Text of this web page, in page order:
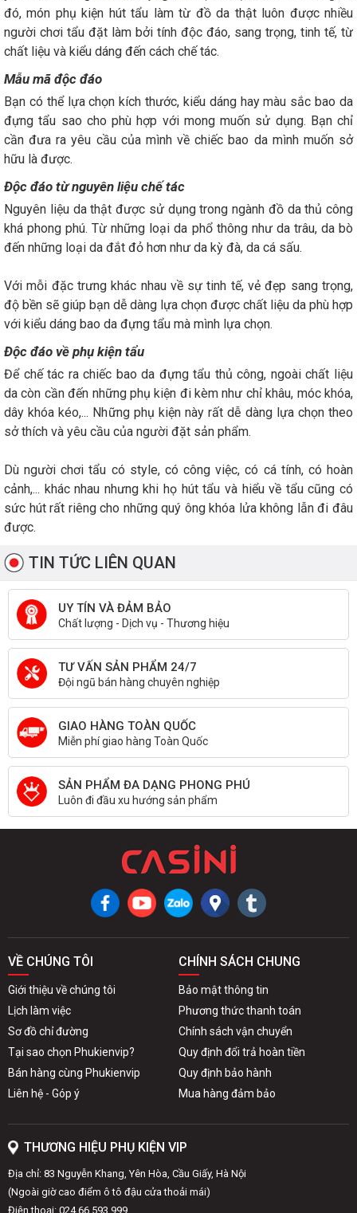
đó, món phụ kiện hút tẩu làm từ đồ da thật luôn được nhiều
người chơi tẩu đặt làm bởi tính độc đáo, sang trọng, tinh tế, từ
chất liệu và kiểu dáng đến cách chế tác.
Mẫu mã độc đáo
Bạn có thể lựa chọn kích thước, kiểu dáng hay màu sắc bao da
đựng tẩu sao cho phù hợp với mong muốn sử dụng. Bạn chỉ
cần đưa ra yêu cầu của mình về chiếc bao da mình muốn sở
hữu là được.
Độc đáo từ nguyên liệu chế tác
Nguyên liệu da thật được sử dụng trong ngành đồ da thủ công
khá phong phú. Từ những loại da phổ thông như da trâu, da bò
đến những loại da đắt đỏ hơn như da kỳ đà, da cá sấu.
Với mỗi đặc trưng khác nhau về sự tinh tế, vẻ đẹp sang trọng,
độ bền sẽ giúp bạn dễ dàng lựa chọn được chất liệu da phù hợp
với kiểu dáng bao da đựng tẩu mà mình lựa chọn.
Độc đáo về phụ kiện tẩu
Để chế tác ra chiếc bao da đựng tẩu thủ công, ngoài chất liệu
da còn cần đến những phụ kiện đi kèm như chỉ khâu, móc khóa,
dây khóa kéo,... Những phụ kiện này rất dễ dàng lựa chọn theo
sở thích và yêu cầu của người đặt sản phẩm.
Dù người chơi tẩu có style, có công việc, có cá tính, có hoàn
cảnh,... khác nhau nhưng khi họ hút tẩu và hiểu về tẩu cũng có
sức hút rất riêng cho những quý ông khóa lửa không lẫn đi đâu
được.
TIN TỨC LIÊN QUAN
UY TÍN VÀ ĐẢM BẢO
Chất lượng - Dịch vụ - Thương hiệu
TƯ VẤN SẢN PHẨM 24/7
Đội ngũ bán hàng chuyên nghiệp
GIAO HÀNG TOÀN QUỐC
Miễn phí giao hàng Toàn Quốc
SẢN PHẨM ĐA DẠNG PHONG PHÚ
Luôn đi đầu xu hướng sản phẩm
VỀ CHÚNG TÔI
Giới thiệu về chúng tôi
Lịch làm việc
Sơ đồ chỉ đường
Tại sao chọn Phukienvip?
Bán hàng cùng Phukienvip
Liên hệ - Góp ý
CHÍNH SÁCH CHUNG
Bảo mật thông tin
Phương thức thanh toán
Chính sách vận chuyển
Quy định đổi trả hoàn tiền
Quy định bảo hành
Mua hàng đảm bảo
THƯƠNG HIỆU PHỤ KIỆN VIP
Địa chỉ: 83 Nguyễn Khang, Yên Hòa, Cầu Giấy, Hà Nội
(Ngoài giờ cao điểm ô tô đậu cửa thoải mái)
Điện thoại: 024.66.593.999